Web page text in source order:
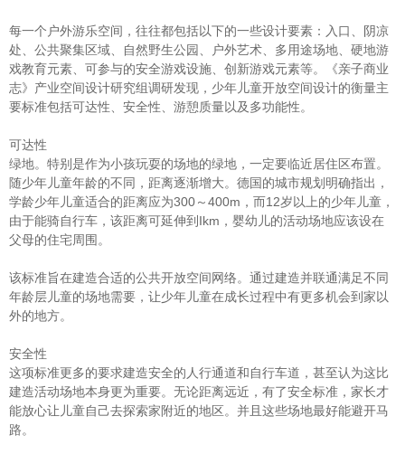
每一个户外游乐空间，往往都包括以下的一些设计要素：入口、阴凉
处、公共聚集区域、自然野生公园、户外艺术、多用途场地、硬地游
戏教育元素、可参与的安全游戏设施、创新游戏元素等。《亲子商业
志》产业空间设计研究组调研发现，少年儿童开放空间设计的衡量主
要标准包括可达性、安全性、游憩质量以及多功能性。
可达性
绿地。特别是作为小孩玩耍的场地的绿地，一定要临近居住区布置。
随少年儿童年龄的不同，距离逐渐增大。德国的城市规划明确指出，
学龄少年儿童适合的距离应为300～400m，而12岁以上的少年儿童，
由于能骑自行车，该距离可延伸到Ikm，婴幼儿的活动场地应该设在
父母的住宅周围。
该标准旨在建造合适的公共开放空间网络。通过建造并联通满足不同
年龄层儿童的场地需要，让少年儿童在成长过程中有更多机会到家以
外的地方。
安全性
这项标准更多的要求建造安全的人行通道和自行车道，甚至认为这比
建造活动场地本身更为重要。无论距离远近，有了安全标准，家长才
能放心让儿童自己去探索家附近的地区。并且这些场地最好能避开马
路。